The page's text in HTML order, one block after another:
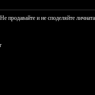
Не продавайте и не споделяйте